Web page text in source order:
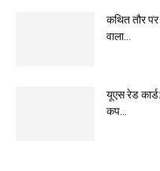
कथित तौर
वाला...
यूएस रेड
कप...